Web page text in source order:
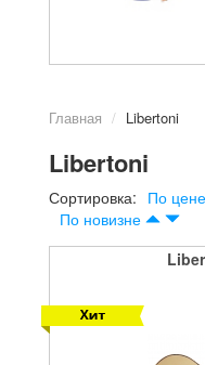
Главная Libertoni
Libertoni
Сортировка: По цене
По новизне